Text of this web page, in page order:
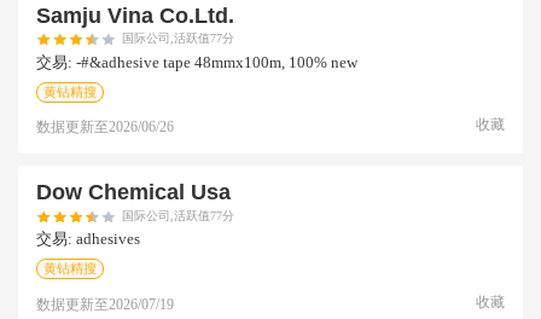
Samju Vina Co.ltd.
国际公司,活跃值77分
交易: -#&adhesive tape 48mmx100m, 100% new
黄钻精搜
数据更新至2026/06/26 收藏
Dow Chemical Usa
国际公司,活跃值77分
交易: adhesives
黄钻精搜
数据更新至2026/07/19 收藏